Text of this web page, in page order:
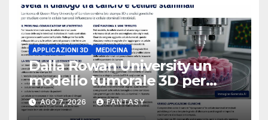
APPLICAZIONI 3D MEDICINA
Dalla Rowan University un
modello tumorale 3D per
studiare il dialogo tra cancro
e cellule staminali
AGO 7, 2026 FANTASY